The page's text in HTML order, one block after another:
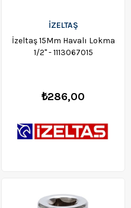
İZELTAŞ
İzeltaş 15Mm Havalı Lokma
1/2" - 1113067015
₺286,00